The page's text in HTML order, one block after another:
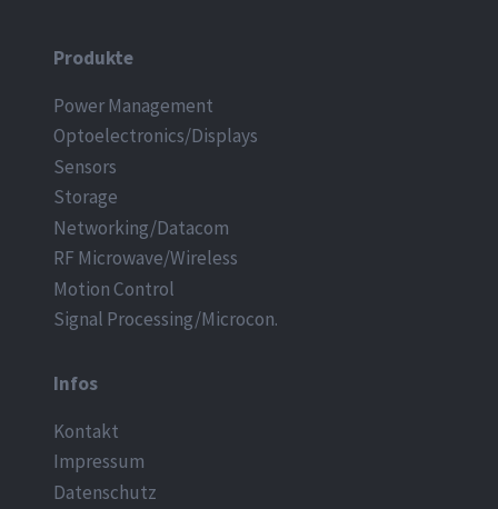
Produkte
Power Management
Optoelectronics/Displays
Sensors
Storage
Networking/Datacom
RF Microwave/Wireless
Motion Control
Signal Processing/Microcon.
Infos
Kontakt
Impressum
Datenschutz